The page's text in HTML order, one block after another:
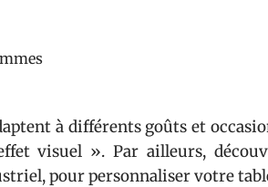
à différents goûts et
visuel ». Par ailleurs,
pour personnaliser votre